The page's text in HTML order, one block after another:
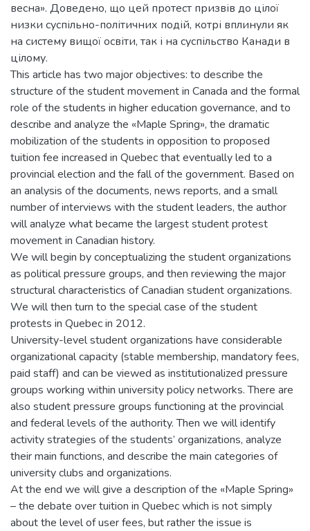
весна». Доведено, що цей протест призвів до цілої
низки суспільно-політичних подій, котрі вплинули як
на систему вищої освіти, так і на суспільство Канади в
цілому.
This article has two major objectives: to describe the
structure of the student movement in Canada and the formal
role of the students in higher education governance, and to
describe and analyze the «Maple Spring», the dramatic
mobilization of the students in opposition to proposed
tuition fee increased in Quebec that eventually led to a
provincial election and the fall of the government. Based on
an analysis of the documents, news reports, and a small
number of interviews with the student leaders, the author
will analyze what became the largest student protest
movement in Canadian history.
We will begin by conceptualizing the student organizations
as political pressure groups, and then reviewing the major
structural characteristics of Canadian student organizations.
We will then turn to the special case of the student
protests in Quebec in 2012.
University-level student organizations have considerable
organizational capacity (stable membership, mandatory fees,
paid staff) and can be viewed as institutionalized pressure
groups working within university policy networks. There are
also student pressure groups functioning at the provincial
and federal levels of the authority. Then we will identify
activity strategies of the students’ organizations, analyze
their main functions, and describe the main categories of
university clubs and organizations.
At the end we will give a description of the «Maple Spring»
– the debate over tuition in Quebec which is not simply
about the level of user fees, but rather the issue is